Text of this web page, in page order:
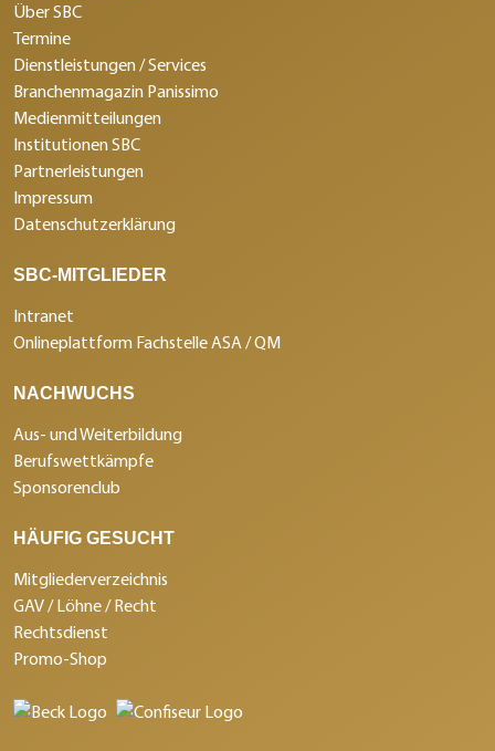
Über SBC
Termine
Dienstleistungen / Services
Branchenmagazin Panissimo
Medienmitteilungen
Institutionen SBC
Partnerleistungen
Impressum
Datenschutzerklärung
SBC-MITGLIEDER
Intranet
Onlineplattform Fachstelle ASA / QM
NACHWUCHS
Aus- und Weiterbildung
Berufswettkämpfe
Sponsorenclub
HÄUFIG GESUCHT
Mitgliederverzeichnis
GAV / Löhne / Recht
Rechtsdienst
Promo-Shop